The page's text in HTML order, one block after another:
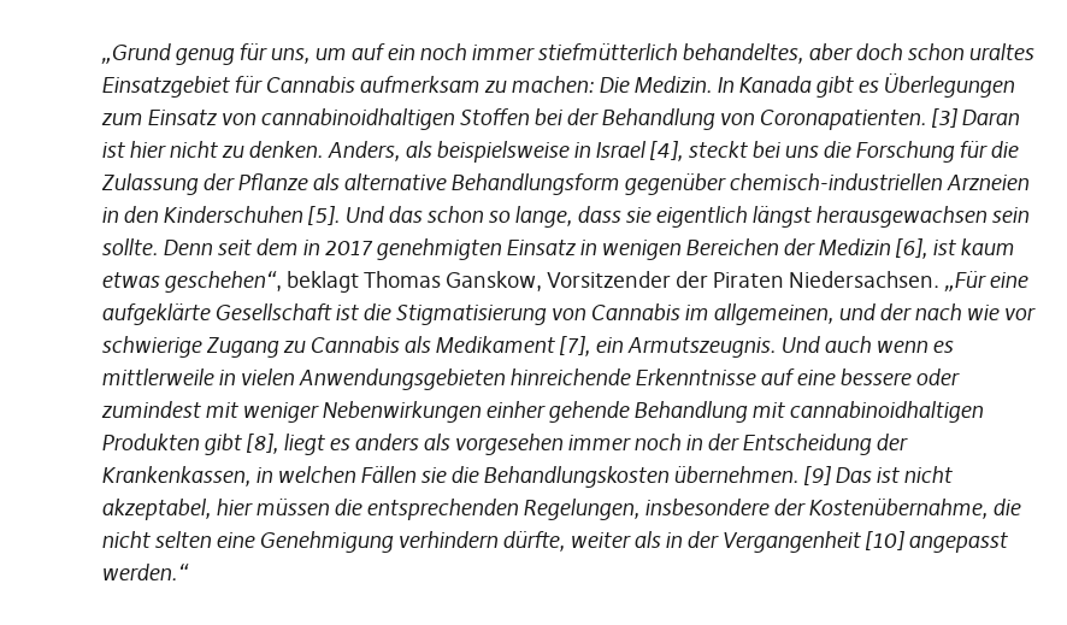
„Grund genug für uns, um auf ein noch immer stiefmütterlich behandeltes, aber doch schon uraltes
Einsatzgebiet für Cannabis aufmerksam zu machen: Die Medizin. In Kanada gibt es Überlegungen
zum Einsatz von cannabinoidhaltigen Stoffen bei der Behandlung von Coronapatienten. [3] Daran
ist hier nicht zu denken. Anders, als beispielsweise in Israel [4], steckt bei uns die Forschung für die
Zulassung der Pflanze als alternative Behandlungsform gegenüber chemisch-industriellen Arzneien
in den Kinderschuhen [5]. Und das schon so lange, dass sie eigentlich längst herausgewachsen sein
sollte. Denn seit dem in 2017 genehmigten Einsatz in wenigen Bereichen der Medizin [6], ist kaum
etwas geschehen“, beklagt Thomas Ganskow, Vorsitzender der Piraten Niedersachsen. „Für eine
aufgeklärte Gesellschaft ist die Stigmatisierung von Cannabis im allgemeinen, und der nach wie vor
schwierige Zugang zu Cannabis als Medikament [7], ein Armutszeugnis. Und auch wenn es
mittlerweile in vielen Anwendungsgebieten hinreichende Erkenntnisse auf eine bessere oder
zumindest mit weniger Nebenwirkungen einher gehende Behandlung mit cannabinoidhaltigen
Produkten gibt [8], liegt es anders als vorgesehen immer noch in der Entscheidung der
Krankenkassen, in welchen Fällen sie die Behandlungskosten übernehmen. [9] Das ist nicht
akzeptabel, hier müssen die entsprechenden Regelungen, insbesondere der Kostenübernahme, die
nicht selten eine Genehmigung verhindern dürfte, weiter als in der Vergangenheit [10] angepasst
werden.“